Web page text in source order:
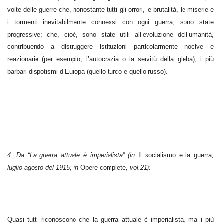
volte delle guerre che, nonostante tutti gli orrori, le brutalità, le miserie e
i tormenti inevitabilmente connessi con ogni guerra, sono state
progressive; che, cioè, sono state utili all’evoluzione dell’umanità,
contribuendo a distruggere istituzioni particolarmente nocive e
reazionarie (per esempio, l’autocrazia o la servitù della gleba), i più
barbari dispotismi d’Europa (quello turco e quello russo).
4. Da “La guerra attuale è imperialista” (in Il socialismo e la guerra,
luglio-agosto del 1915; in Opere complete, vol.21):
Quasi tutti riconoscono che la guerra attuale è imperialista, ma i più